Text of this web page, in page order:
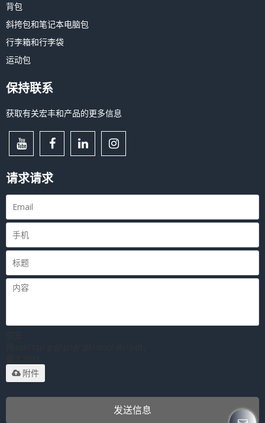
背包
斜挎包和笔记本电脑包
行李箱和行李袋
运动包
保持联系
获取有关宏丰和产品的更多信息
请求请求
附件
发送信息